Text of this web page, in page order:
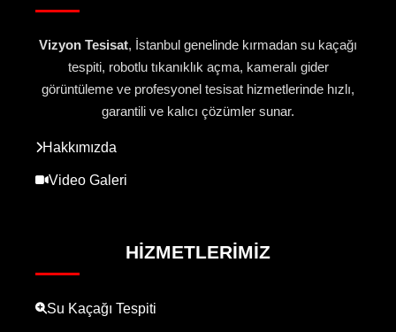
Vizyon Tesisat, İstanbul genelinde kırmadan su kaçağı
tespiti, robotlu tıkanıklık açma, kameralı gider
görüntüleme ve profesyonel tesisat hizmetlerinde hızlı,
garantili ve kalıcı çözümler sunar.
Hakkımızda
Video Galeri
HIZMETLERIMIZ
Su Kaçağı Tespiti